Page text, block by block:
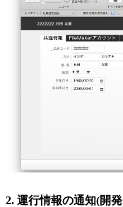
2. 運行情報の通知(開